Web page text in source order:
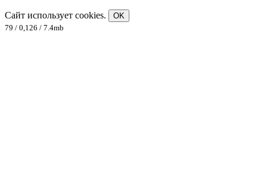
Сайт использует cookies.
OK
79 / 0,126 / 7.4mb